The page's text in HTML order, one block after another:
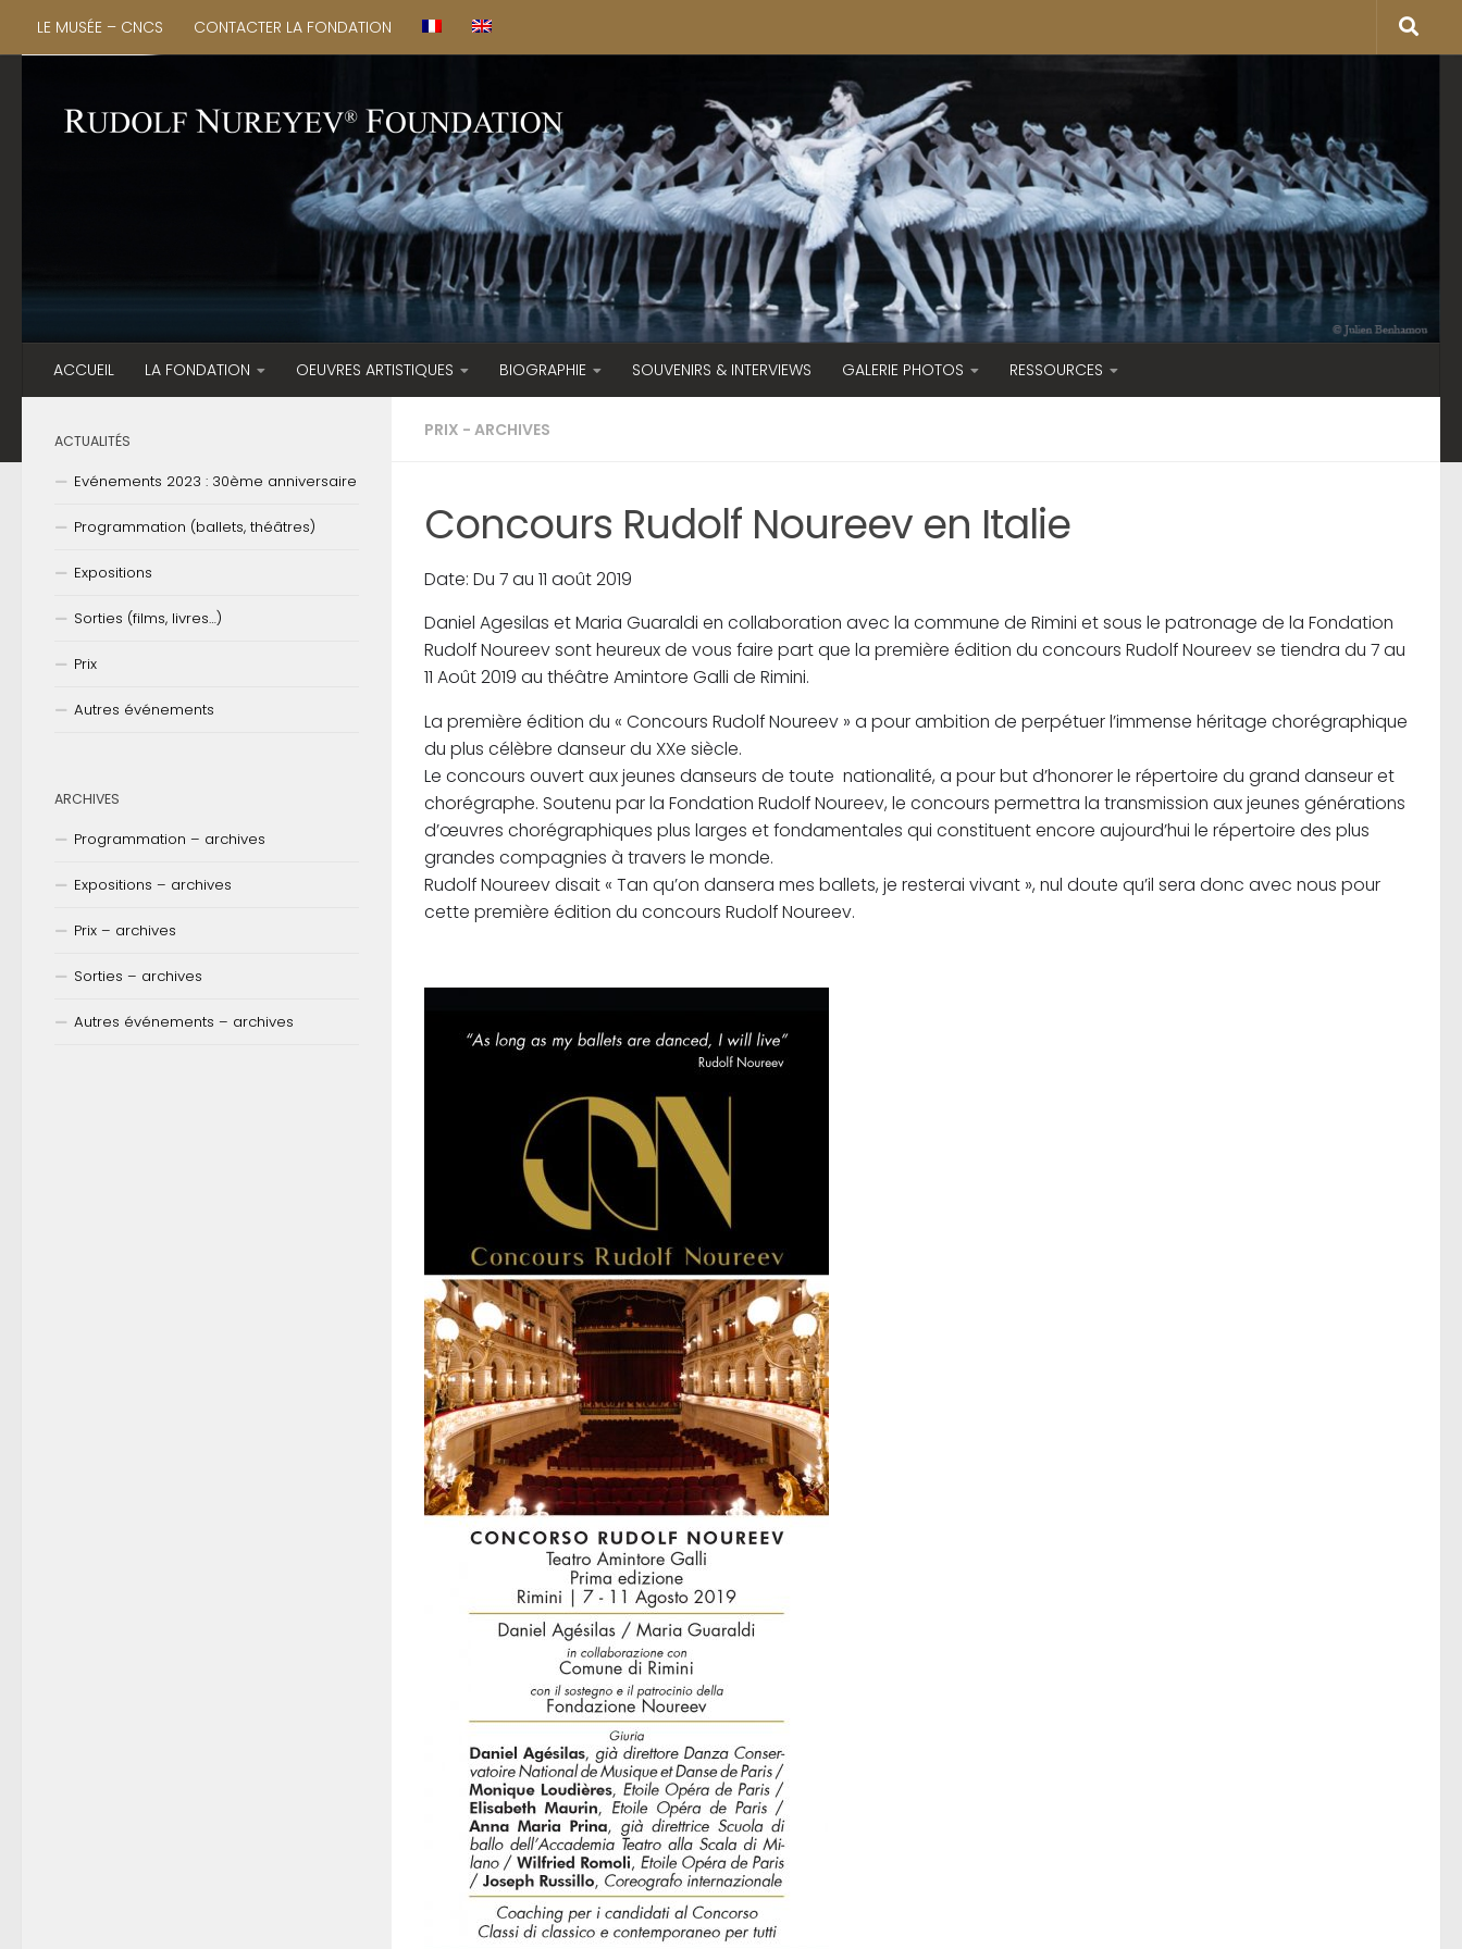
LE MUSÉE – CNCS CONTACTER LA FONDATION
ACCUEIL LA FONDATION OEUVRES ARTISTIQUES BIOGRAPHIE SOUVENIRS & INTERVIEWS GALERIE PHOTOS RESSOURCES
PRIX - ARCHIVES
Concours Rudolf Noureev en Italie
Date: Du 7 au 11 août 2019
Daniel Agesilas et Maria Guaraldi en collaboration avec la commune de Rimini et sous le patronage de la Fondation
Rudolf Noureev sont heureux de vous faire part que la première édition du concours Rudolf Noureev se tiendra du 7 au
11 Août 2019 au théâtre Amintore Galli de Rimini.
La première édition du « Concours Rudolf Noureev » a pour ambition de perpétuer l’immense héritage chorégraphique
du plus célèbre danseur du XXe siècle.
Le concours ouvert aux jeunes danseurs de toute nationalité, a pour but d’honorer le répertoire du grand danseur et
chorégraphe. Soutenu par la Fondation Rudolf Noureev, le concours permettra la transmission aux jeunes générations
d’œuvres chorégraphiques plus larges et fondamentales qui constituent encore aujourd’hui le répertoire des plus
grandes compagnies à travers le monde.
Rudolf Noureev disait « Tan qu’on dansera mes ballets, je resterai vivant », nul doute qu’il sera donc avec nous pour
cette première édition du concours Rudolf Noureev.
ACTUALITÉS
Evénements 2023 : 30ème anniversaire
Programmation (ballets, théâtres)
Expositions
Sorties (films, livres…)
Prix
Autres événements
ARCHIVES
Programmation – archives
Expositions – archives
Prix – archives
Sorties – archives
Autres événements – archives